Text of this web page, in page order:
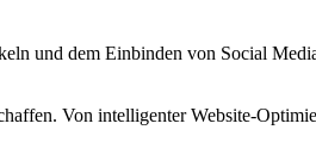
und dem Einbinden von Social
Von intelligenter Website-